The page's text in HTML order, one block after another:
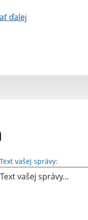
ďalej
Text vašej správy: Text